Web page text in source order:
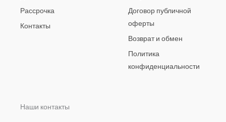
Рассрочка
Контакты
Договор публичной
оферты
Возврат и обмен
Политика
конфиденциальности
Наши контакты